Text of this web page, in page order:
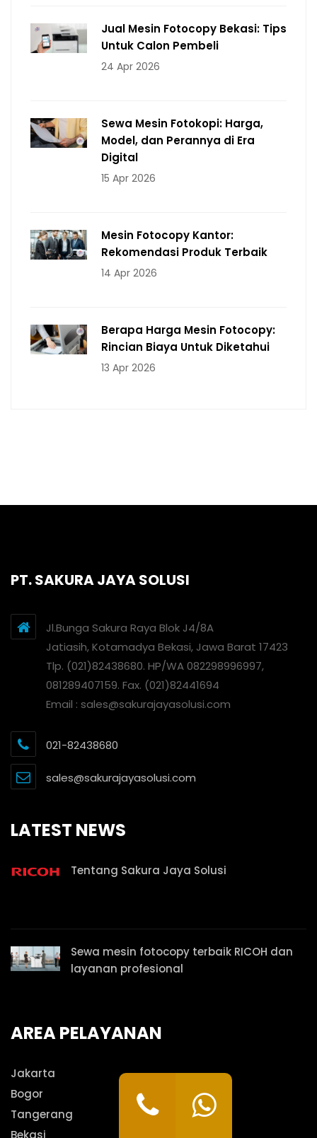
Jual Mesin Fotocopy Bekasi: Tips
Untuk Calon Pembeli
24 Apr 2026
Sewa Mesin Fotokopi: Harga,
Model, dan Perannya di Era
Digital
15 Apr 2026
Mesin Fotocopy Kantor:
Rekomendasi Produk Terbaik
14 Apr 2026
Berapa Harga Mesin Fotocopy:
Rincian Biaya Untuk Diketahui
13 Apr 2026
PT. SAKURA JAYA SOLUSI
Jl.Bunga Sakura Raya Blok J4/8A
Jatiasih, Kotamadya Bekasi, Jawa Barat 17423
Tlp. (021)82438680. HP/WA 082298996997,
081289407159. Fax. (021)82441694
Email : sales@sakurajayasolusi.com
021-82438680
sales@sakurajayasolusi.com
LATEST NEWS
Tentang Sakura Jaya Solusi
Sewa mesin fotocopy terbaik RICOH dan
layanan profesional
AREA PELAYANAN
Jakarta
Bogor
Tangerang
Bekasi